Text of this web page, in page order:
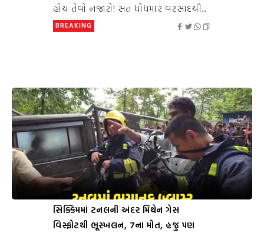
હોય તેવો નજારો! સત ધોધમાર વરસાદથી...
BREAKING
સિક્કિમમાં ટનલની અંદર મિથેન ગેસ
વિસ્ફોટથી ભૂસ્ખલન, 7ના મોત, હજુ પણ